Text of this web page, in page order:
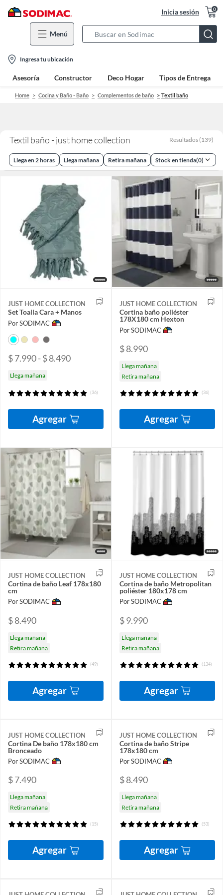
Inicia sesión 0
Menú
Bar
location-
icon
Ingresa tu ubicación
Asesoría Constructor Deco Hogar Tipos de Entrega
Home Cocina y Baño - Baño Complementos de baño Textil baño
Textil baño - just home collection Resultados (139)
Llega en 2 horas Llega mañana Retira mañana Stock en tienda(0)
JUST HOME COLLECTION
Set Toalla Cara + Manos
Por SODIMAC
$ 7.990 - $ 8.490
Llega mañana
(36)
Agregar
JUST HOME COLLECTION
Cortina baño poliéster
178X180 cm Hexton
Por SODIMAC
$ 8.990
Llega mañana
Retira mañana
(36)
Agregar
JUST HOME COLLECTION
Cortina de baño Leaf 178x180
cm
Por SODIMAC
$ 8.490
Llega mañana
Retira mañana
(49)
Agregar
JUST HOME COLLECTION
Cortina de baño Metropolitan
poliéster 180x178 cm
Por SODIMAC
$ 9.990
Llega mañana
Retira mañana
(134)
Agregar
JUST HOME COLLECTION
Cortina De baño 178x180 cm
Bronceado
Por SODIMAC
$ 7.490
Llega mañana
Retira mañana
(15)
Agregar
JUST HOME COLLECTION
Cortina de baño Stripe
178x180 cm
Por SODIMAC
$ 8.490
Llega mañana
Retira mañana
(53)
Agregar